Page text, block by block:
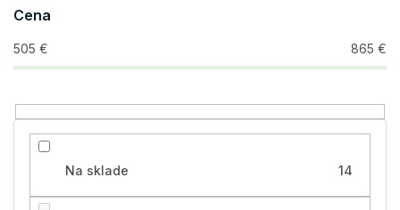
d
u
k
o
v
Cena
505 € 865 €
Na sklade 14